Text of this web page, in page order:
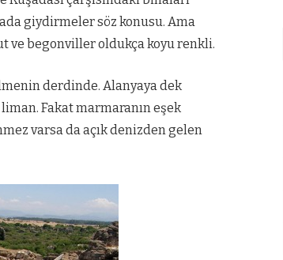
giydirmeler söz konusu. Ama
ve begonviller oldukça koyu renkli.
derdinde. Alanyaya dek
Fakat marmaranın eşek
varsa da açık denizden gelen